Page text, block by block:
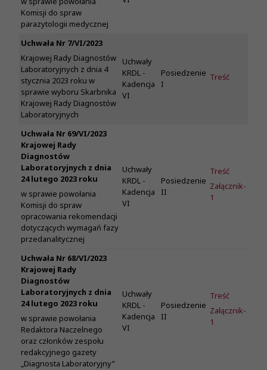
Komisji do spraw
parazytologii medycznej
Uchwała Nr 7/VI/2023
Krajowej Rady Diagnostów
Laboratoryjnych z dnia 4
stycznia 2023 roku w
sprawie wyboru Skarbnika
Krajowej Rady Diagnostów
Laboratoryjnych
Uchwały
KRDL -
Kadencja
VI
Posiedzenie
I
Treść
Uchwała Nr 69/VI/2023
Krajowej Rady
Diagnostów
Laboratoryjnych z dnia
24 lutego 2023 roku
w sprawie powołania
Komisji do spraw
opracowania rekomendacji
dotyczących wymagań fazy
przedanalitycznej
Uchwały
KRDL -
Kadencja
VI
Posiedzenie
II
Treść
Załącznik-
1
Uchwała Nr 68/VI/2023
Krajowej Rady
Diagnostów
Laboratoryjnych z dnia
24 lutego 2023 roku
w sprawie powołania
Redaktora Naczelnego
oraz członków zespołu
redakcyjnego gazety
„Diagnosta Laboratoryjny”
Uchwały
KRDL -
Kadencja
VI
Posiedzenie
II
Treść
Załącznik-
1